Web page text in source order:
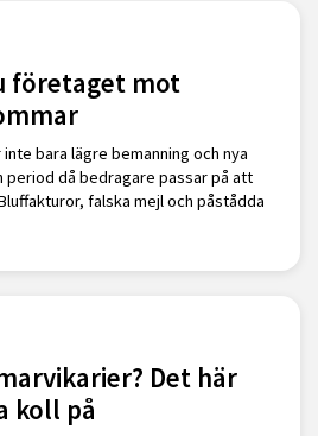
företaget mot
bara lägre bemanning och nya
period då bedragare passar på att
falska mejl och påstådda
Det här
koll på